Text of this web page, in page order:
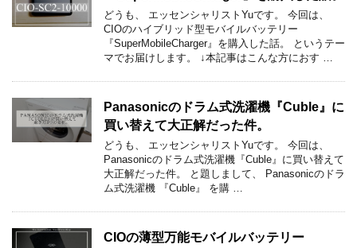
どうも、 エッセンシャリストYuです。 今回は、
CIOのハイブリッド型モバイルバッテリー
『SuperMobileCharger』を購入した話。 というテー
マでお届けします。 ↓本記事はこんな方におす …
Panasonicのドラム式洗濯機『Cuble』に
買い替えて大正解だった件。
どうも、 エッセンシャリストYuです。 今回は、
Panasonicのドラム式洗濯機『Cuble』に買い替えて
大正解だった件。 と題しまして、 Panasonicのドラ
ム式洗濯機 『Cuble』 を購 …
CIOの薄型万能モバイルバッテリー